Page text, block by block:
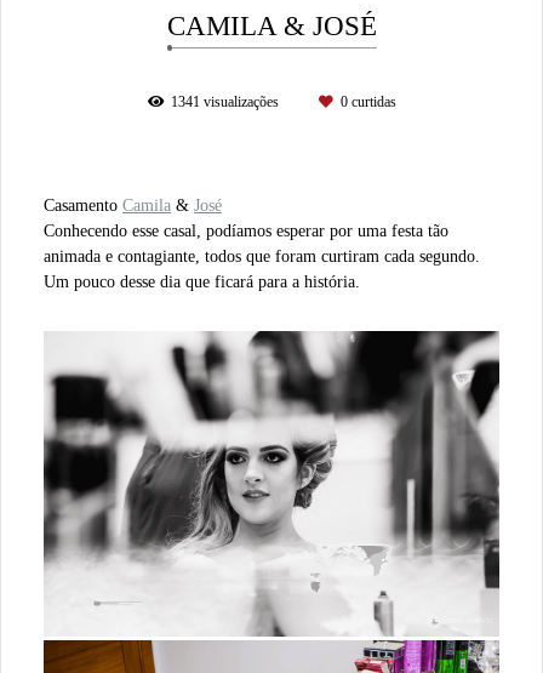
CAMILA & JOSÉ
1341visualizações 0curtidas
Casamento Camila & José
Conhecendo esse casal, podíamos esperar por uma festa tão
animada e contagiante, todos que foram curtiram cada segundo.
Um pouco desse dia que ficará para a história.